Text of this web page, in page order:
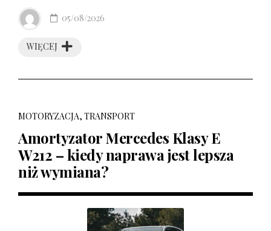
WIĘCEJ
05/08/2026
MOTORYZACJA, TRANSPORT
Amortyzator Mercedes Klasy E
W212 – kiedy naprawa jest lepsza
niż wymiana?